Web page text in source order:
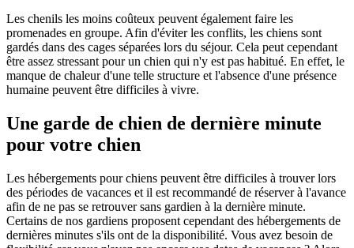
Les chenils les moins coûteux peuvent également faire les
promenades en groupe. Afin d'éviter les conflits, les chiens sont
gardés dans des cages séparées lors du séjour. Cela peut cependant
être assez stressant pour un chien qui n'y est pas habitué. En effet, le
manque de chaleur d'une telle structure et l'absence d'une présence
humaine peuvent être difficiles à vivre.
Une garde de chien de dernière minute
pour votre chien
Les hébergements pour chiens peuvent être difficiles à trouver lors
des périodes de vacances et il est recommandé de réserver à l'avance
afin de ne pas se retrouver sans gardien à la dernière minute.
Certains de nos gardiens proposent cependant des hébergements de
dernières minutes s'ils ont de la disponibilité. Vous avez besoin de